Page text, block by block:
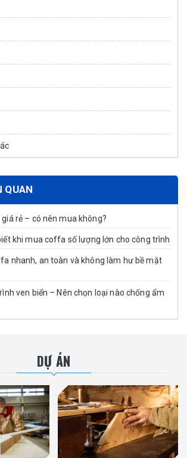
QUAN
rẻ – có nên mua không?
khi mua coffa số lượng lớn cho công trình
nhanh, an toàn và không làm hư bề mặt
ven biển – Nên chọn loại nào chống ẩm
DỰ ÁN